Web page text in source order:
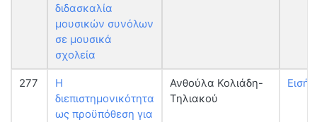
διδασκαλία
μουσικών συνόλων
σε μουσικά
σχολεία
277
Η
διεπιστημονικότητα
ως προϋπόθεση για
Ανθούλα Κολιάδη-
Τηλιακού